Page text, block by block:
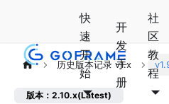
快
速
开
始
开
发
手
册
社
区
教
程
历史版本记录 v1.x
版本：2.10.x(Latest)